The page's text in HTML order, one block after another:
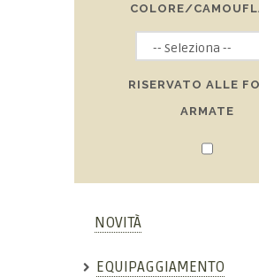
COLORE/
RISERVATO ALLE
ARMATE
NOVITÀ
EQUIPAGGIAMENTO